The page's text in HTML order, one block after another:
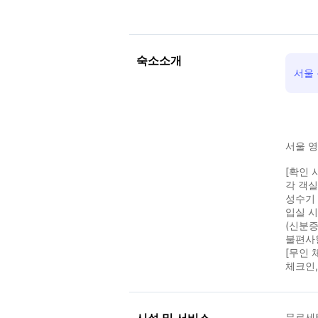
숙소소개
서울
서울
[확인
각 객
성수
입실
(신분
불편
[무인
체크